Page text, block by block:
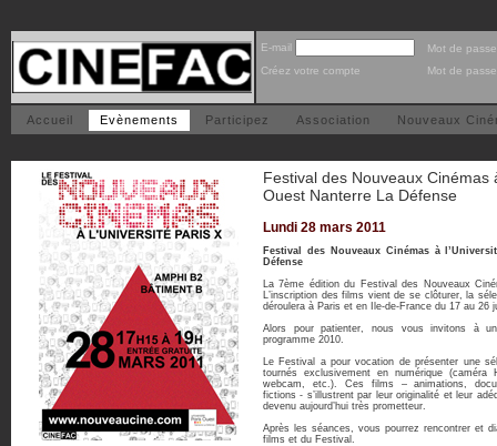
E-mail
Mot de passe
Créez votre compte
Mot de
Accueil Evènements Participez Association Nouveaux
Festival des Nouveaux Cinémas
Ouest Nanterre La Défense
Lundi 28 mars 2011
Festival des Nouveaux Cinémas à
Défense
La 7ème édition du Festival des Nouveaux
L’inscription des films vient de se clôturer, la
déroulera à Paris et en Ile-de-France du 17 au 26
Alors pour patienter, nous vous invitons à
programme 2010.
Le Festival a pour vocation de présenter une
tournés exclusivement en numérique (caméra
webcam, etc.). Ces films – animations,
fictions - s’illustrent par leur originalité et leur
devenu aujourd’hui très prometteur.
Après les séances, vous pourrez rencontrer et
films et du Festival.